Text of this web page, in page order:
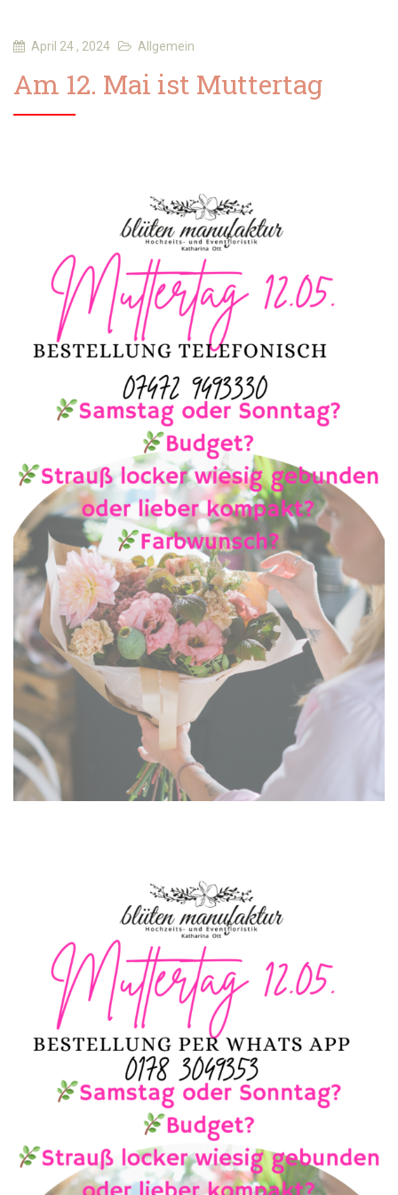
April 24 , 2024 Allgemein
Am 12. Mai ist Muttertag